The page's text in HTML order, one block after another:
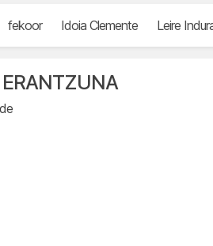
fekoor Idoia Clemente Leire